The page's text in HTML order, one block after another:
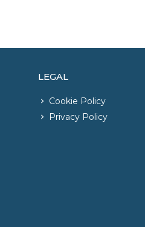
LEGAL
Cookie Policy
Privacy Policy